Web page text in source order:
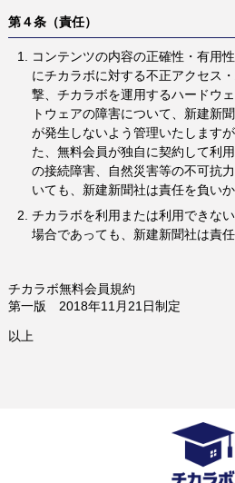
第４条（責任）
コンテンツの内容の正確性・有用
にチカラボに対する不正アクセス
撃、チカラボを運用するハードウ
トウェアの障害について、新建新
が発生しないよう管理いたします
た、無料会員が独自に契約して利
の接続障害、自然災害等の不可抗
いても、新建新聞社は責任を負いか
チカラボを利用または利用できな
場合であっても、新建新聞社は責任
チカラボ無料会員規約
第一版 2018年11月21日制定
以上